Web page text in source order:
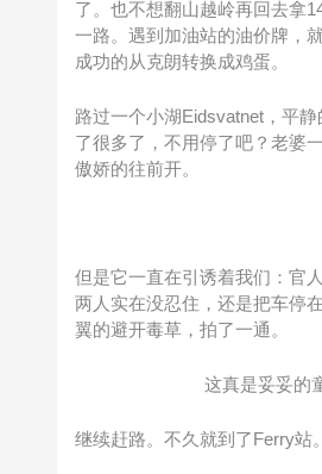
了。也不想翻山越岭再回去拿
一路。遇到加油站的油价牌，
成功的从克朗转换成鸡蛋。
路过一个小湖Eidsvatnet，平
了很多了，不用停了吧？老婆
傲娇的往前开。
但是它一直在引诱着我们：官
两人实在没忍住，还是把车停
翼的避开毒草，拍了一通。
这真是妥妥的
继续赶路。不久就到了Ferry站